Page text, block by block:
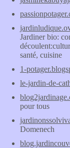
Jardiner bio:
santé, cuisine
1-
le-jardin-de-
pour tous
Domenech